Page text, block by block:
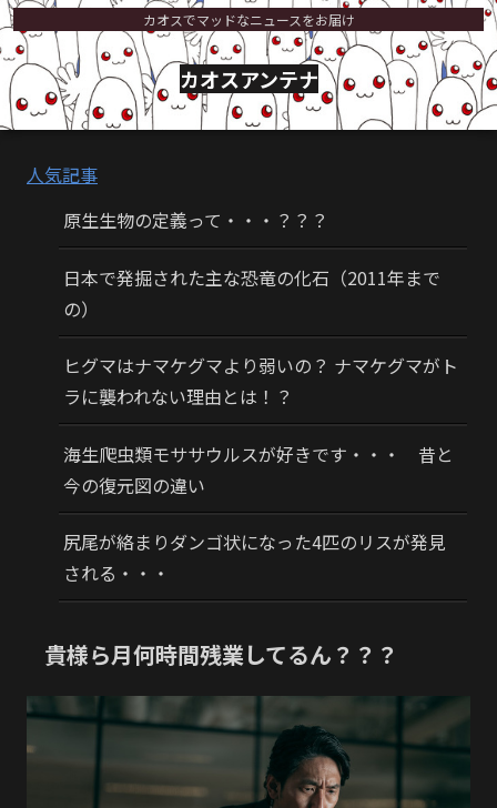
カオスでマッドなニュースをお届け
カオスアンテナ
人気記事
原生生物の定義って・・・？？？
日本で発掘された主な恐竜の化石（2011年まで
の）
ヒグマはナマケグマより弱いの？ ナマケグマがト
ラに襲われない理由とは！？
海生爬虫類モササウルスが好きです・・・ 昔と
今の復元図の違い
尻尾が絡まりダンゴ状になった4匹のリスが発見
される・・・
貴様ら月何時間残業してるん？？？